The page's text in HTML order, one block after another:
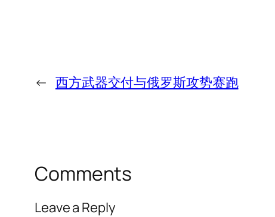
← 西方武器交付与俄罗斯攻势赛跑
Comments
Leave a Reply